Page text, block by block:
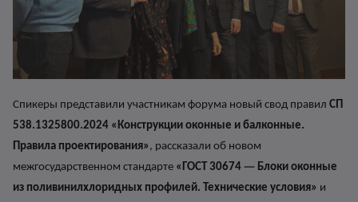
Спикеры представили участникам форума новый свод правил СП
538.1325800.2024 «Конструкции оконные и балконные.
Правила проектирования» , рассказали об новом
межгосударственном стандарте «ГОСТ 30674 — Блоки оконные
из поливинилхлоридных профилей. Технические условия» и